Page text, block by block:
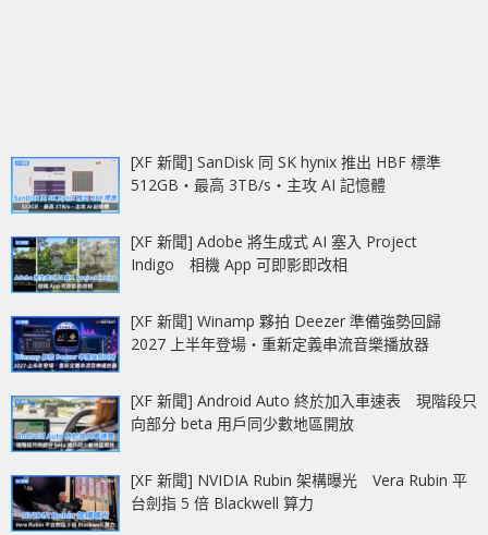
[XF 新聞] SanDisk 同 SK hynix 推出 HBF 標準
512GB‧最高 3TB/s‧主攻 AI 記憶體
[XF 新聞] Adobe 將生成式 AI 塞入 Project
Indigo 相機 App 可即影即改相
[XF 新聞] Winamp 夥拍 Deezer 準備強勢回歸
2027 上半年登場‧重新定義串流音樂播放器
[XF 新聞] Android Auto 終於加入車速表 現階段只
向部分 beta 用戶同少數地區開放
[XF 新聞] NVIDIA Rubin 架構曝光 Vera Rubin 平
台劍指 5 倍 Blackwell 算力